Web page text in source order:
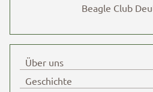
Beagle Club
Über uns
Geschichte